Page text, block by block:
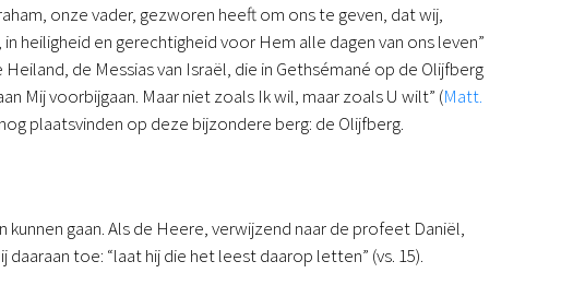
onze vader, gezworen heeft om ons te geven, dat wij,
heiligheid en gerechtigheid voor Hem alle dagen van ons leven”
de Messias van Israël, die in Gethsémané op de Olijfberg
Mij voorbijgaan. Maar niet zoals Ik wil, maar zoals U wilt” (Matt.
plaatsvinden op deze bijzondere berg: de Olijfberg.
gaan. Als de Heere, verwijzend naar de profeet Daniël,
toe: “laat hij die het leest daarop letten” (vs. 15).